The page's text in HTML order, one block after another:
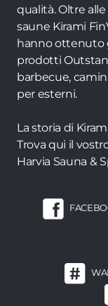
qualità. Oltre
saune Kirami
hanno ottenuto
prodotti
barbecue,
per esterni.
La storia di
Trova qui il
Harvia Sauna &